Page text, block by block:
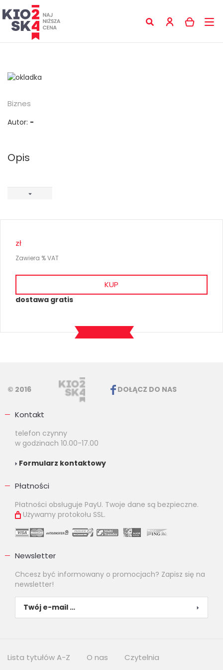
Biznes
Autor: -
Opis
zł
Zawiera % VAT
KUP
dostawa gratis
© 2016 DOŁĄCZ DO NAS
Kontakt
telefon czynny
w godzinach 10.00-17.00
Formularz kontaktowy
Płatności
Płatności obsługuje PayU. Twoje dane są bezpieczne.
Używamy protokołu SSL.
Newsletter
Chcesz być informowany o promocjach? Zapisz się na
newsletter!
Lista tytułów A-Z O nas Czytelnia